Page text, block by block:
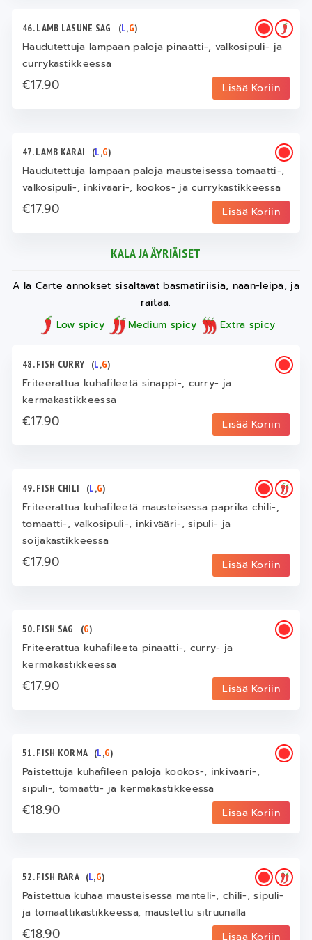
46. LAMB LASUNE SAG (L,G)
Haudutettuja lampaan paloja pinaatti-, valkosipuli- ja
currykastikkeessa
€17.90 Lisää Koriin
47. LAMB KARAI (L,G)
Haudutettuja lampaan paloja mausteisessa tomaatti-,
valkosipuli-, inkivääri-, kookos- ja currykastikkeessa
€17.90 Lisää Koriin
KALA JA ÄYRIÄISET
A la Carte annokset sisältävät basmatiriisiä, naan-leipä, ja
raitaa.
Low spicy
Medium spicy Extra spicy
48. FISH CURRY (L,G)
Friteerattua kuhafileetä sinappi-, curry- ja
kermakastikkeessa
€17.90 Lisää Koriin
49. FISH CHILI (L,G)
Friteerattua kuhafileetä mausteisessa paprika chili-,
tomaatti-, valkosipuli-, inkivääri-, sipuli- ja
soijakastikkeessa
€17.90 Lisää Koriin
50. FISH SAG (G)
Friteerattua kuhafileetä pinaatti-, curry- ja
kermakastikkeessa
€17.90 Lisää Koriin
51. FISH KORMA (L,G)
Paistettuja kuhafileen paloja kookos-, inkivääri-,
sipuli-, tomaatti- ja kermakastikkeessa
€18.90 Lisää Koriin
52. FISH RARA (L,G)
Paistettua kuhaa mausteisessa manteli-, chili-, sipuli-
ja tomaattikastikkeessa, maustettu sitruunalla
€18.90 Lisää Koriin